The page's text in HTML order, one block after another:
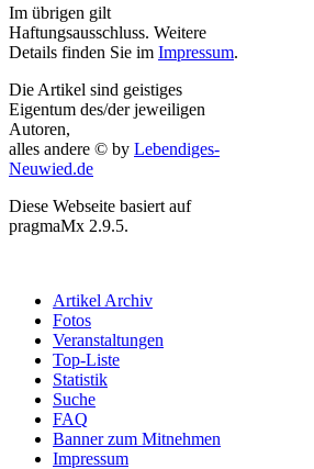
Im übrigen gilt
Haftungsausschluss. Weitere
Details finden Sie im Impressum.
Die Artikel sind geistiges
Eigentum des/der jeweiligen
Autoren,
alles andere © by Lebendiges-
Neuwied.de
Diese Webseite basiert auf
pragmaMx 2.9.5.
Artikel Archiv
Fotos
Veranstaltungen
Top-Liste
Statistik
Suche
FAQ
Banner zum Mitnehmen
Impressum